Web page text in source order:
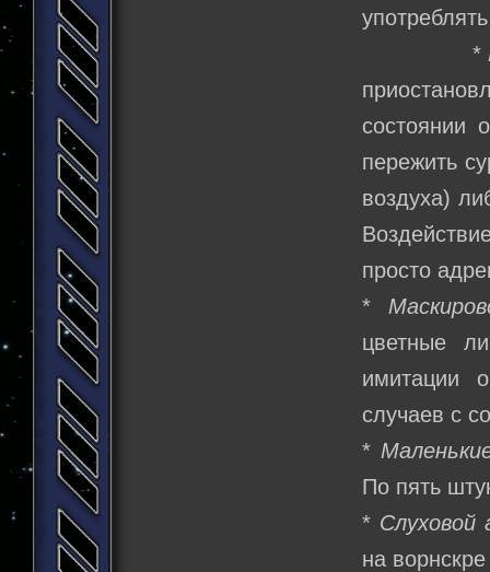
*
состоянии
пережить
воздуха)
просто
*
цветные
имитации
случаев с
*
По пять
* Слуховой
на